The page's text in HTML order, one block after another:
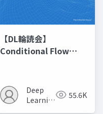
【DL輪読会】
Conditional Flow
Deep
Learning
55.6K